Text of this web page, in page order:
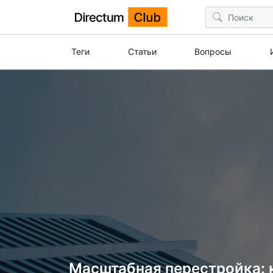
Теги Статьи Вопросы
Масштабная перестройка: